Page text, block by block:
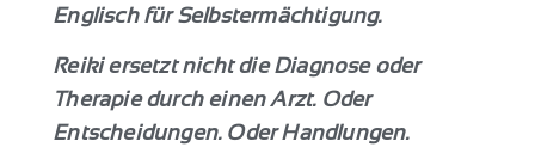
Englisch für Selbstermächtigung.
Reiki ersetzt nicht die Diagnose oder
Therapie durch einen Arzt. Oder
Entscheidungen. Oder Handlungen.